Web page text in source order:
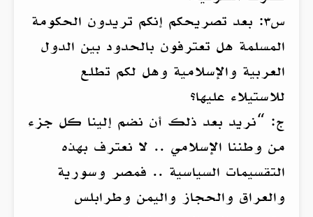
س٣: بعد تصريحكم إنكم تريدون الحكومة
المسلمة هل تعترفون بالحدود بين الدول
العربية والإسلامية وهل لكم تطلع
للاستيلاء عليها؟
ج: “نريد بعد ذلك أن نضم إلينا كل جزء
من وطننا الإسلامي .. لا نعترف بهذه
التقسيمات السياسية .. فمصر وسورية
والعراق والحجاز واليمن وطرابلس